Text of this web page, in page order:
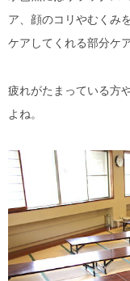
ア、顔のコリやむくみ
ケアしてくれる部分ケ
疲れがたまっている方
よね。